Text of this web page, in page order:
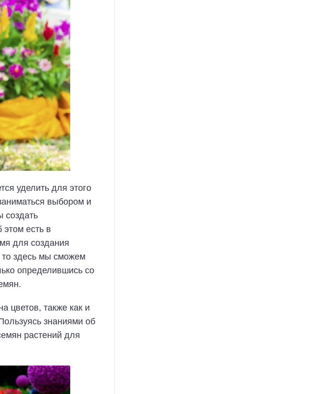
уделить для этого
выбором и
создать
есть в
для создания
то здесь мы сможем
определившись со
цветов, также как и
знаниями об
растений для